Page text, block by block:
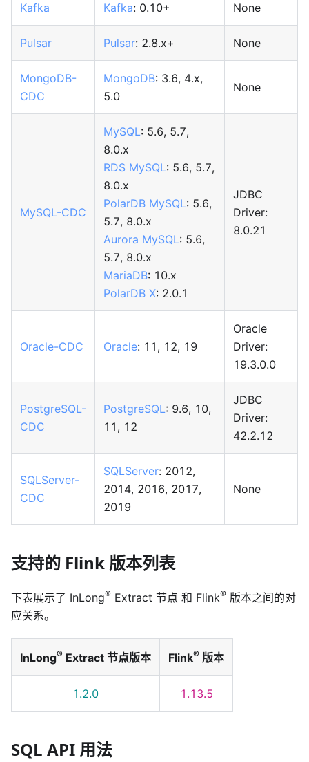
Kafka Kafka: 0.10+ None
Pulsar Pulsar: 2.8.x+ None
MongoDB-
CDC
MongoDB: 3.6, 4.x,
5.0
None
MySQL-CDC
MySQL: 5.6, 5.7,
8.0.x
RDS MySQL: 5.6, 5.7,
8.0.x
PolarDB MySQL: 5.6,
5.7, 8.0.x
Aurora MySQL: 5.6,
5.7, 8.0.x
MariaDB: 10.x
PolarDB X: 2.0.1
JDBC
Driver:
8.0.21
Oracle-CDC Oracle: 11, 12, 19
Oracle
Driver:
19.3.0.0
PostgreSQL-
CDC
PostgreSQL: 9.6, 10,
11, 12
JDBC
Driver:
42.2.12
SQLServer-
CDC
SQLServer: 2012,
2014, 2016, 2017,
2019
None
支持的 Flink 版本列表
下表展示了 InLong® Extract 节点 和 Flink® 版本之间的对
应关系。
InLong® Extract 节点版本 Flink® 版本
1.2.0 1.13.5
SQL API 用法